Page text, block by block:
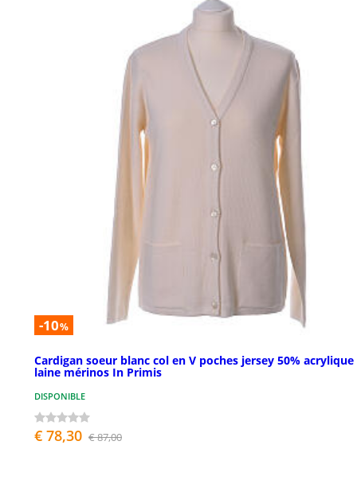
-10%
Cardigan soeur blanc col en V poches jersey 50% acrylique
laine mérinos In Primis
DISPONIBLE
€ 78,30 € 87,00